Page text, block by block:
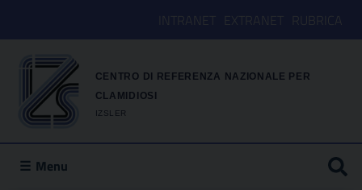
INTRANET EXTRANET RUBRICA
CENTRO DI REFERENZA NAZIONALE PER
CLAMIDIOSI
IZSLER
Menu